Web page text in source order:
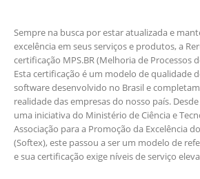
Sempre na busca por estar atualizada e
excelência em seus serviços e produtos, a
certificação MPS.BR (Melhoria de Processos
Esta certificação é um modelo de qualidade
software desenvolvido no Brasil e
realidade das empresas do nosso país.
uma iniciativa do Ministério de Ciência e
Associação para a Promoção da Excelência
(Softex), este passou a ser um modelo de
e sua certificação exige níveis de serviço